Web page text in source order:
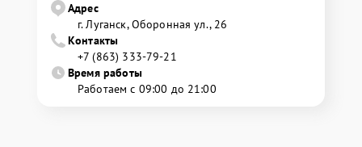
Адрес
г. Луганск, Оборонная ул., 26
Контакты
+7 (863) 333-79-21
Время работы
Работаем с 09:00 до 21:00